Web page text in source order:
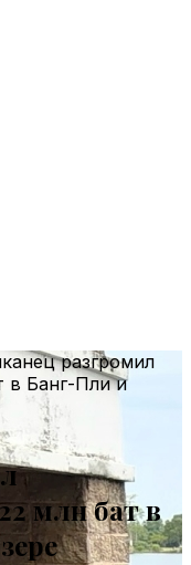
разгромил
в Банг-Пли и
млн бат в